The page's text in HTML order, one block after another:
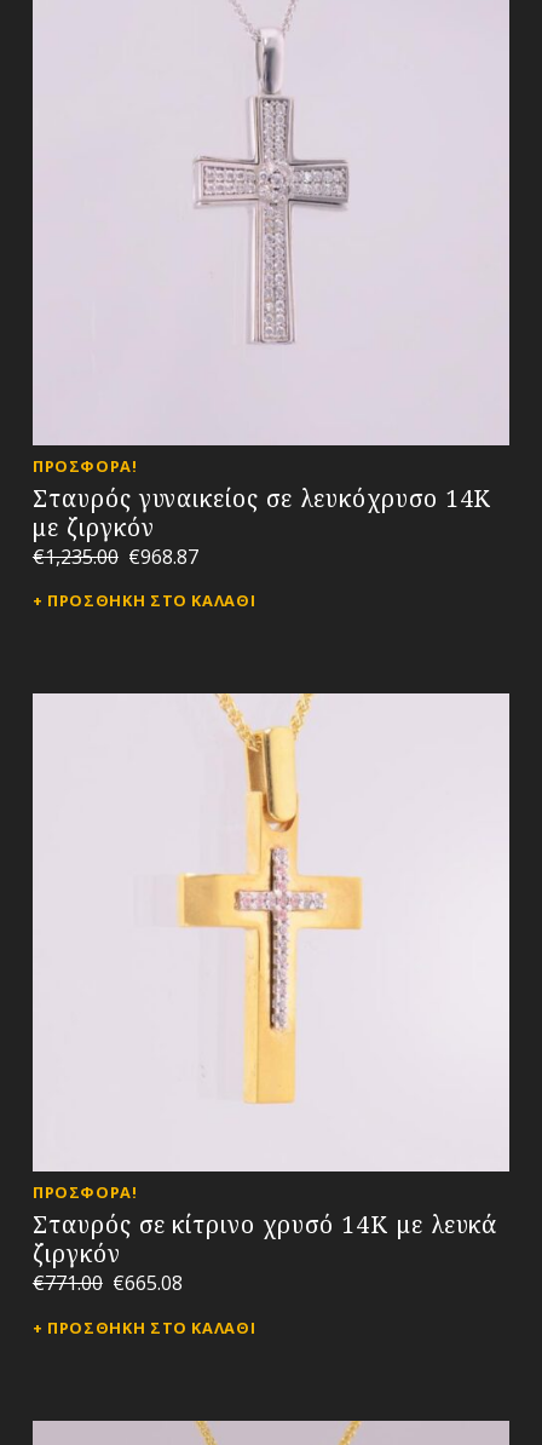
Σταυρός γυναικείος σε λευκόχρυσο 14Κ
με ζιργκόν
ΠΡΟΣΦΟΡΆ!
€1,235.00 €968.87
ΠΡΟΣΘΉΚΗ ΣΤΟ ΚΑΛΆΘΙ
Σταυρός σε κίτρινο χρυσό 14Κ με λευκά
ζιργκόν
ΠΡΟΣΦΟΡΆ!
€771.00 €665.08
ΠΡΟΣΘΉΚΗ ΣΤΟ ΚΑΛΆΘΙ